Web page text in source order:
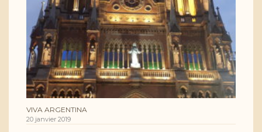
VIVA ARGENTINA
20 janvier 2019